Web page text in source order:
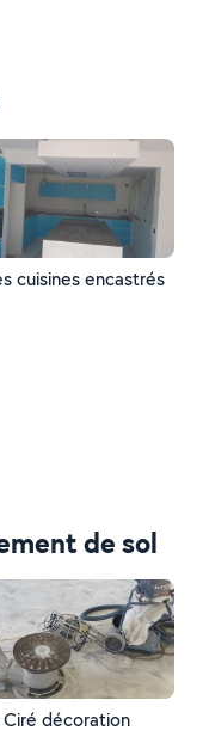
cuisines encastrés
de sol
décoration